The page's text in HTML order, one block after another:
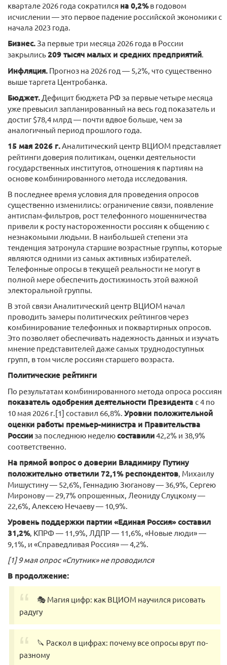
квартале 2026 года сократился на 0,2%в годовом
исчислении — это первое падение российской экономики с
начала 2023 года.
Бизнес.За первые три месяца 2026 года в России
закрылись209 тысяч малых и средних предприятий.
Инфляция. Прогноз на 2026 год — 5,2%, что существенно
выше таргета Центробанка.
Бюджет. Дефицит бюджета РФ за первые четыре месяца
уже превысил запланированный на весь год показатель и
достиг $78,4 млрд — почти вдвое больше, чем за
аналогичный период прошлого года.
15 мая 2026 г.Аналитический центр ВЦИОМ представляет
рейтинги доверия политикам, оценки деятельности
государственных институтов, отношения к партиям на
основе комбинированного метода исследования.
В последнее время условия для проведения опросов
существенно изменились: ограничение связи, появление
антиспам-фильтров, рост телефонного мошенничества
привели к росту настороженности россиян к общению с
незнакомыми людьми. В наибольшей степени эта
тенденция затронула старшие возрастные группы, которые
являются одними из самых активных избирателей.
Телефонные опросы в текущей реальности не могут в
полной мере обеспечить достижимость этой важной
электоральной группы.
В этой связи Аналитический центр ВЦИОМ начал
проводить замеры политических рейтингов через
комбинирование телефонных и поквартирных опросов.
Это позволяет обеспечивать надежность данных и изучать
мнение представителей даже самых труднодоступных
групп, в том числе россиян старшего возраста.
Политические рейтинги
По результатам комбинированного метода опроса россиян
показатель одобрения деятельности Президента с 4 по
10 мая 2026 г.[1] составил 66,8%. Уровни положительной
оценки работы премьер-министра и Правительства
России за последнюю неделюсоставили42,2% и 38,9%
соответственно.
На прямой вопрос о доверии Владимиру Путину
положительно ответили 72,1% респондентов, Михаилу
Мишустину — 52,6%, Геннадию Зюганову — 36,9%, Сергею
Миронову — 29,7% опрошенных, Леониду Слуцкому —
22,6%, Алексею Нечаеву — 10,9%.
Уровень поддержки партии «Единая Россия» составил
31,2%, КПРФ — 11,9%, ЛДПР — 11,6%, «Новые люди» —
9,1%, и «Справедливая Россия» — 4,2%.
[1] 9 мая опрос «Спутник» не проводился
В продолжение:
🎭 Магия цифр: как ВЦИОМ научился рисовать
радугу
🔪 Раскол в цифрах: почему все опросы врут по-
разному